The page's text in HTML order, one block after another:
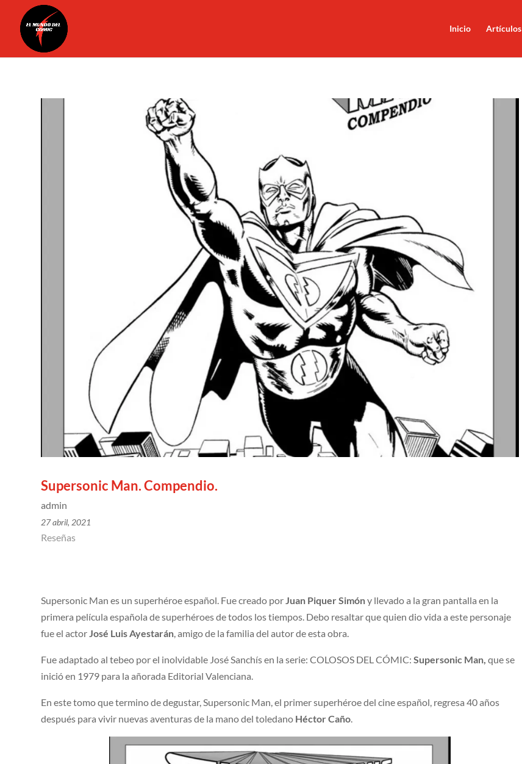
Inicio Artículos
Supersonic Man. Compendio.
admin
27 abril, 2021
Reseñas
Supersonic Man es un superhéroe español. Fue creado porJuan Piquer Simóny llevado a la gran pantalla en la
primera película española de superhéroes de todos los tiempos. Debo resaltar que quien dio vida a este personaje
fue el actorJosé Luis Ayestarán, amigo de la familia del autor de esta obra.
Fue adaptado al tebeo por el inolvidable José Sanchís en la serie: COLOSOS DEL CÓMIC:Supersonic Man, que se
inició en 1979 para la añorada Editorial Valenciana.
En este tomo que termino de degustar, Supersonic Man, el primer superhéroe del cine español, regresa 40 años
después para vivir nuevas aventuras de la mano del toledano Héctor Caño.